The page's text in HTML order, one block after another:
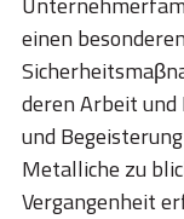
einen
deren Arbeit
und
Metalliche zu
Vergangenheit